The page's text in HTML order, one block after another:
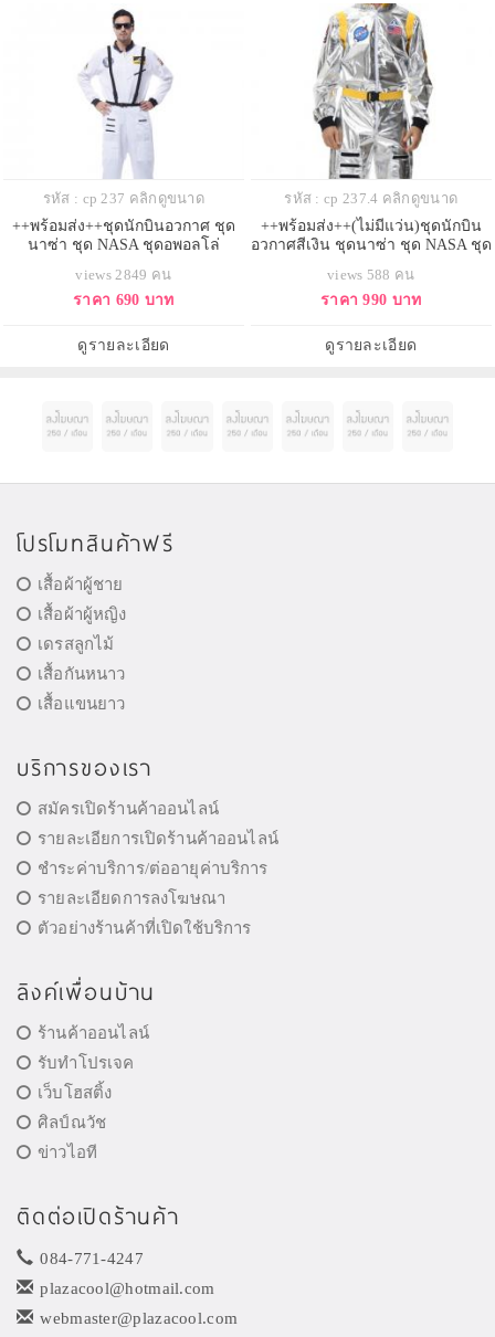
รหัส : cp 237 คลิกดูขนาด
++พร้อมส่ง++ชุดนักบินอวกาศ ชุด
นาซ่า ชุด NASA ชุดอพอลโล่
views 2849 คน
ราคา 690 บาท
ดูรายละเอียด
รหัส : cp 237.4 คลิกดูขนาด
++พร้อมส่ง++(ไม่มีแว่น)ชุดนักบิน
อวกาศสีเงิน ชุดนาซ่า ชุด NASA ชุด
views 588 คน
ราคา 990 บาท
ดูรายละเอียด
โปรโมทสินค้าฟรี
เสื้อผ้าผู้ชาย
เสื้อผ้าผู้หญิง
เดรสลูกไม้
เสื้อกันหนาว
เสื้อแขนยาว
บริการของเรา
สมัครเปิดร้านค้าออนไลน์
รายละเอียการเปิดร้านค้าออนไลน์
ชำระค่าบริการ/ต่ออายุค่าบริการ
รายละเอียดการลงโฆษณา
ตัวอย่างร้านค้าที่เปิดใช้บริการ
ลิงค์เพื่อนบ้าน
ร้านค้าออนไลน์
รับทำโปรเจค
เว็บโฮสติ้ง
ศิลป์ณวัช
ข่าวไอที
ติดต่อเปิดร้านค้า
084-771-4247
plazacool@hotmail.com
webmaster@plazacool.com